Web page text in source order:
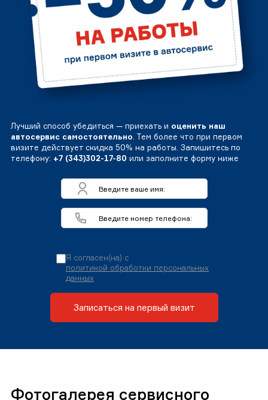
Лучший способ убедиться — приехать и оценить наш
автосервис самостоятельно. Тем более что при первом
визите действует скидка 50% на работы. Запишитесь по
телефону: +7 (343)302-17-80 или заполните форму ниже
Я согласен(на) с
политикой обработки персональных
данных
Записаться на первый визит
Фотогалерея сервисного